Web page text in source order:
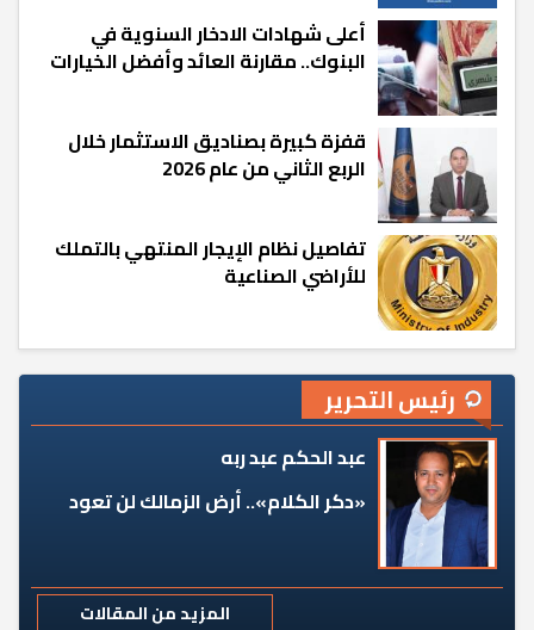
أعلى شهادات الادخار السنوية في
البنوك.. مقارنة العائد وأفضل الخيارات
قفزة كبيرة بصناديق الاستثمار خلال
الربع الثاني من عام 2026
تفاصيل نظام الإيجار المنتهي بالتملك
للأراضي الصناعية
رئيس التحرير
عبد الحكم عبد ربه
«دكر الكلام».. أرض الزمالك لن تعود
المزيد من المقالات